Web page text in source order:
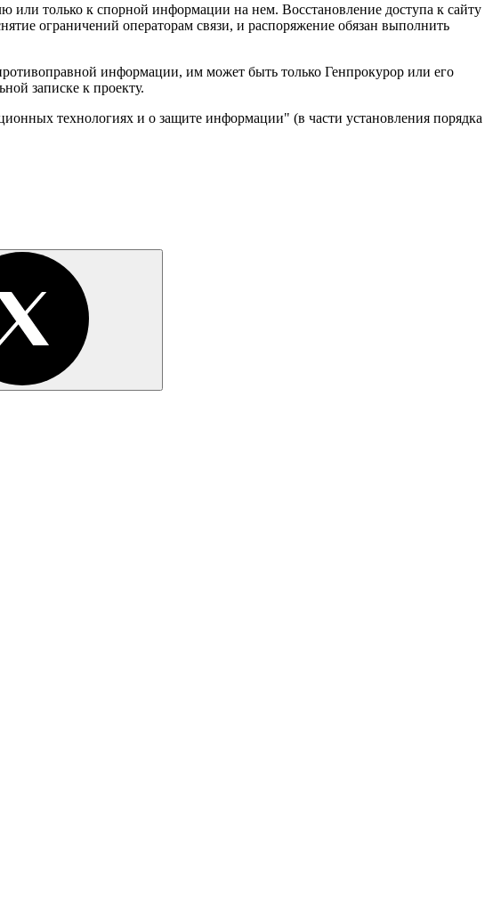
или только к спорной информации на нем. Восстановление доступа к сайту
ограничений операторам связи, и распоряжение обязан выполнить
информации, им может быть только Генпрокурор или его
записке к проекту.
технологиях и о защите информации" (в части установления порядка